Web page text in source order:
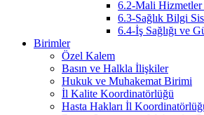
6.2-Mali
6.3-Sağlık Bilgi
6.4-İş Sağlığı ve
Birimler
Özel Kalem
Basın ve Halkla İlişkiler
Hukuk ve Muhakemat Birimi
İl Kalite Koordinatörlüğü
Hasta Hakları İl